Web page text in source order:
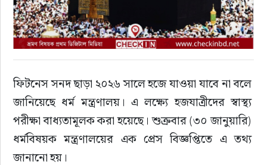
আরও
ফিটনেস সনদ ছাড়া ২০২৬ সালে হজে যাওয়া যাবে না বলে
জানিয়েছে ধর্ম মন্ত্রণালয়। এ লক্ষ্যে হজযাত্রীদের স্বাস্থ্য
পরীক্ষা বাধ্যতামূলক করা হয়েছে। শুক্রবার (৩০ জানুয়ারি)
ধর্মবিষয়ক মন্ত্রণালয়ের এক প্রেস বিজ্ঞপ্তিতে এ তথ্য
জানানো হয়।